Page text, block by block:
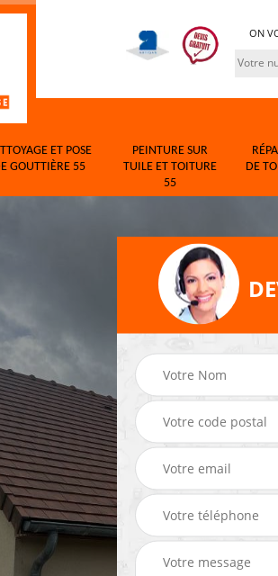
ON
ET POSE
GOUTTIÈRE 55
PEINTURE SUR
TUILE ET TOITURE
55
DE